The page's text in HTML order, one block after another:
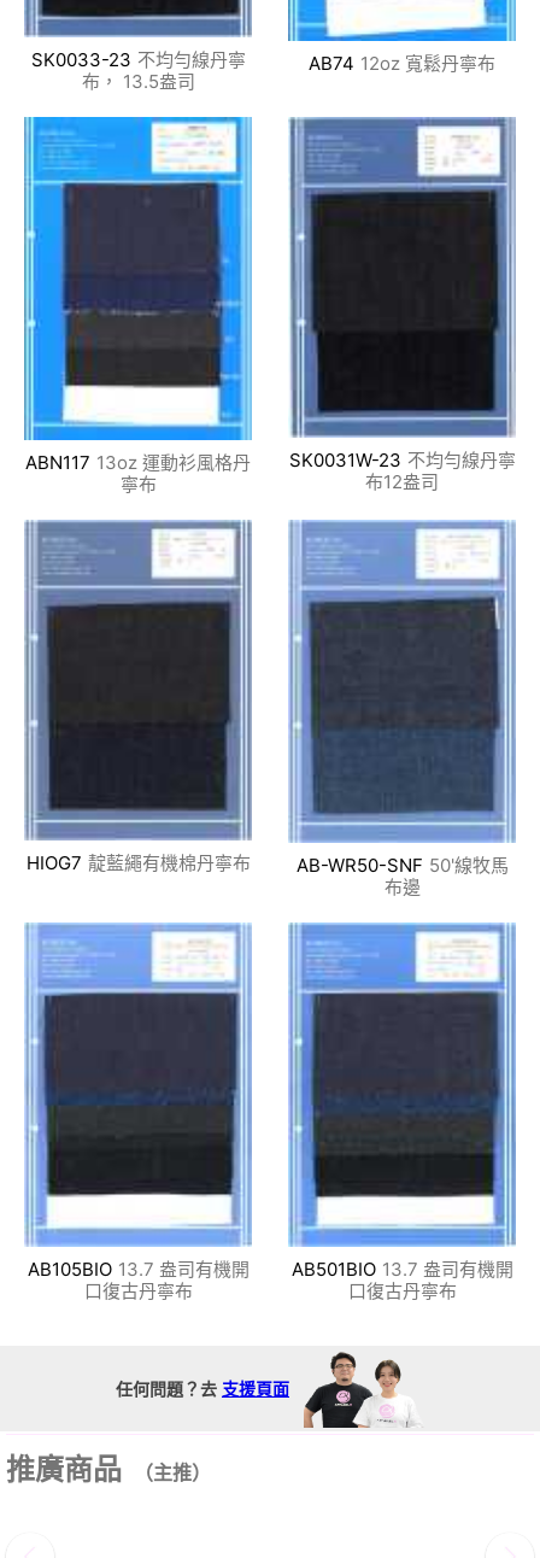
SK0033-23 不均勻線丹寧
布， 13.5盎司
AB74 12oz 寬鬆丹寧布
ABN117 13oz 運動衫風格丹
寧布
SK0031W-23 不均勻線丹寧
布12盎司
HIOG7 靛藍繩有機棉丹寧布 AB-WR50-SNF 50'線牧馬
布邊
AB105BIO 13.7 盎司有機開
口復古丹寧布
AB501BIO 13.7 盎司有機開
口復古丹寧布
任何問題？去 支援頁面
推廣商品 （主推）